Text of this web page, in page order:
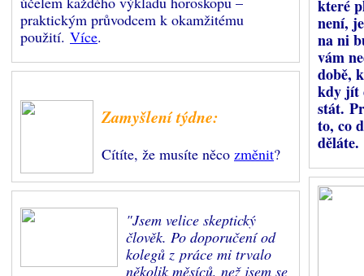
praktickým průvodcem k okamžitému
použití. Více.
Zamyšlení týdne:
Cítíte, že musíte něco změnit?
"Jsem velice skeptický
člověk. Po doporučení od
kolegů z práce mi trvalo
několik měsíců, než jsem se
které
není,
na ni
vám
době,
kdy jít
stát.
to, co
děláte.